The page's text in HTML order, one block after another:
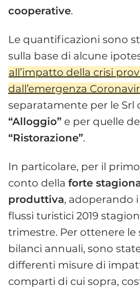
cooperative.
Le quantificazioni sono
sulla base di alcune
all’impatto della crisi
dall’emergenza
separatamente per le Srl
“Alloggio” e per quelle
“Ristorazione”.
In particolare, per il
conto della forte
produttiva, adoperando
flussi turistici 2019
trimestre. Per ottenere le
bilanci annuali, sono
differenti misure di
comparti di cui sopra,